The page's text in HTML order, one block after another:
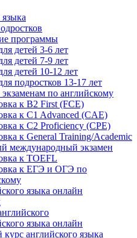
программы
детей 3-6 лет
детей 7-9 лет
детей 10-12 лет
подростков 13-17 лет
по английскому
к B2 First (FCE)
к C1 Advanced (CAE)
к C2 Proficiency (CPE)
к General Training/Academic
международный экзамен
к TOEFL
к ЕГЭ и ОГЭ по
языка онлайн
языка онлайн
английского языка